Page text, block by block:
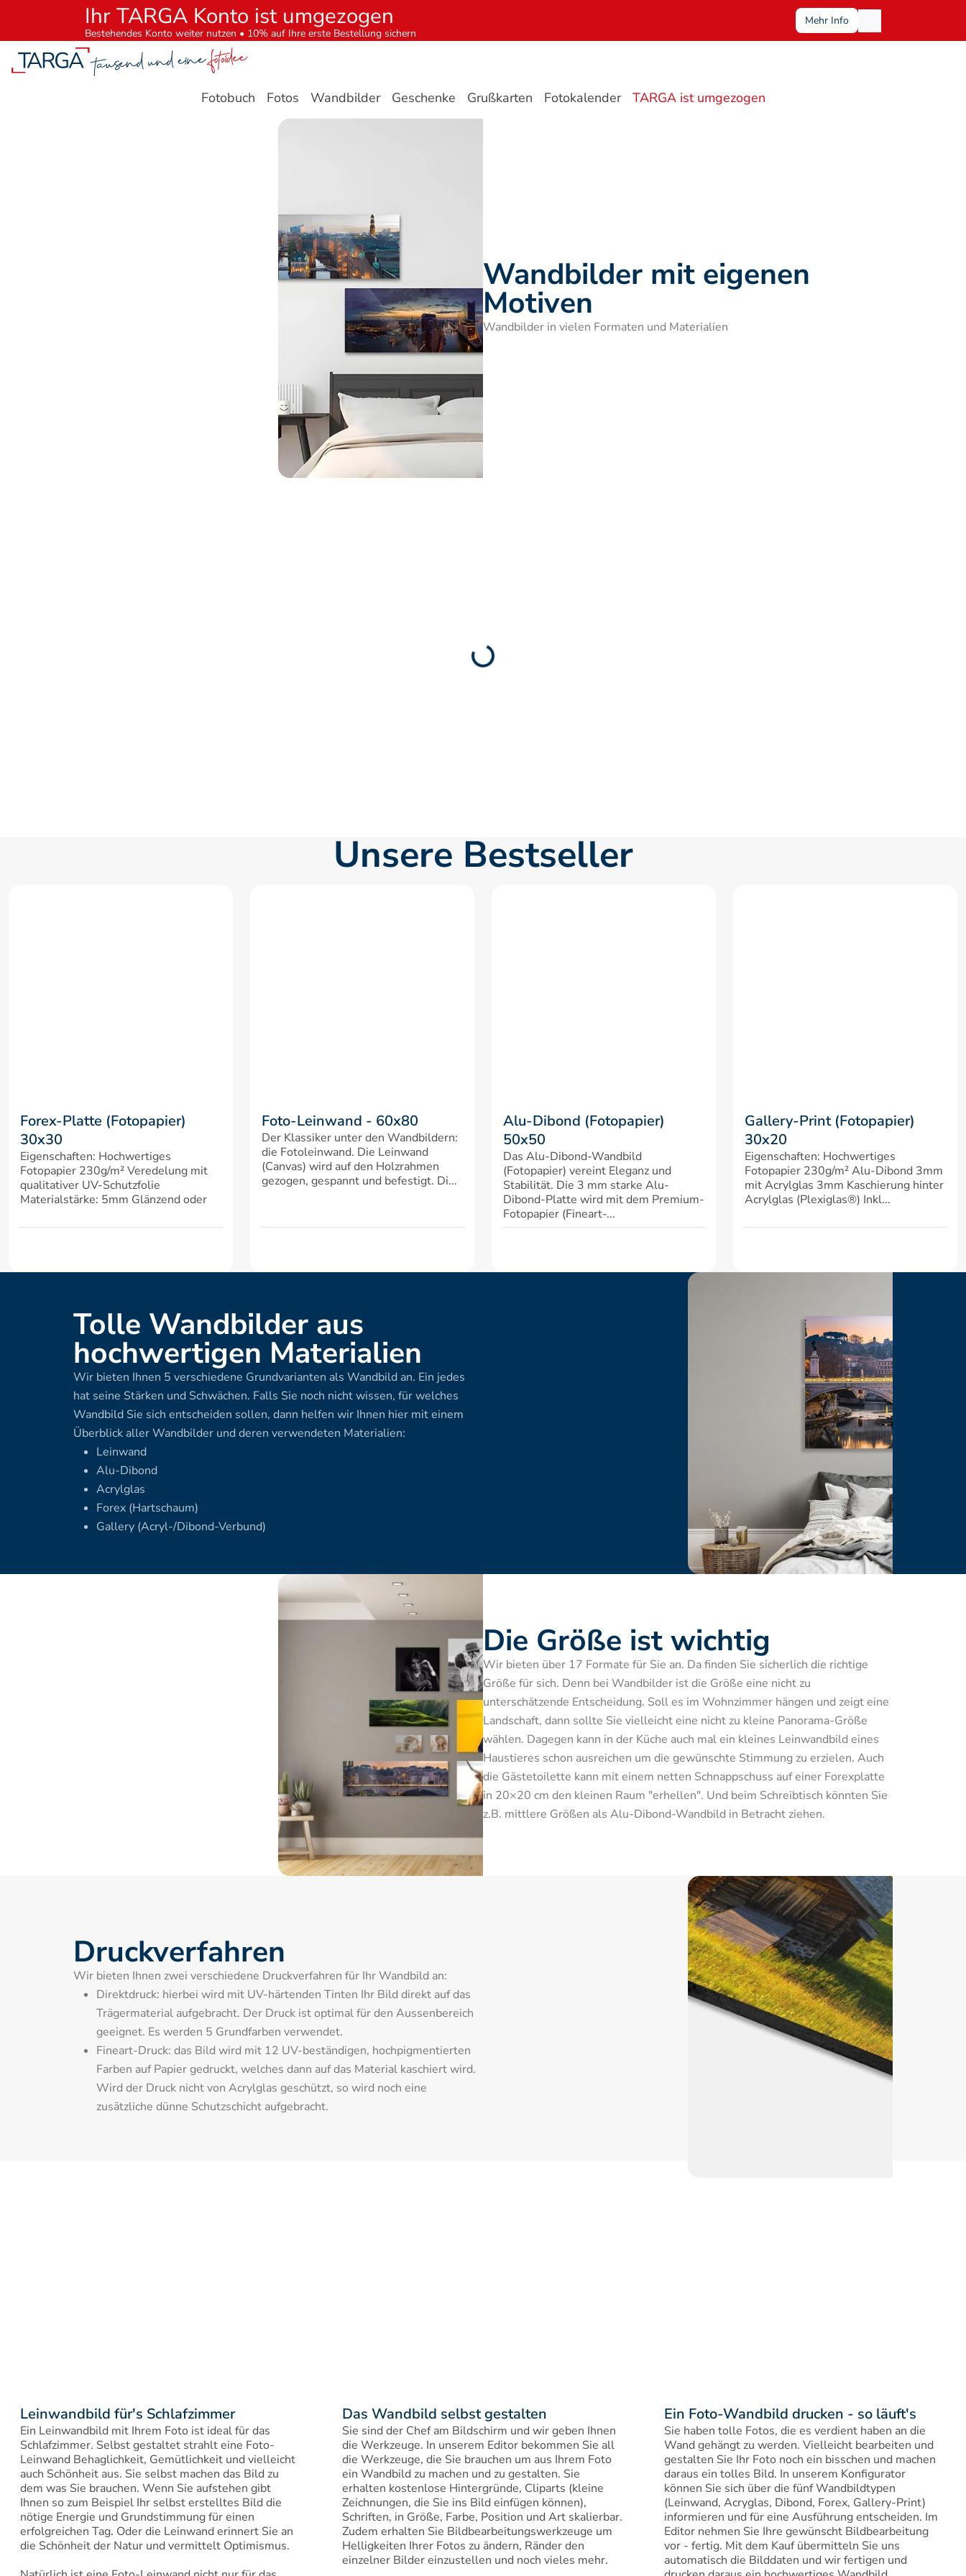
Ihr TARGA Konto ist umgezogen
Bestehendes Konto weiter nutzen • 10% auf Ihre erste Bestellung sichern
Mehr Info
Fotobuch Fotos Wandbilder Geschenke Grußkarten Fotokalender TARGA ist umgezogen
Wandbilder mit eigenen
Motiven
Wandbilder in vielen Formaten und Materialien
Unsere Bestseller
Forex-Platte (Fotopapier)
30x30
Eigenschaften: Hochwertiges
Fotopapier 230g/m² Veredelung mit
qualitativer UV-Schutzfolie
Materialstärke: 5mm Glänzend oder
Foto-Leinwand - 60x80
Der Klassiker unter den Wandbildern:
die Fotoleinwand. Die Leinwand
(Canvas) wird auf den Holzrahmen
gezogen, gespannt und befestigt. Di...
Alu-Dibond (Fotopapier)
50x50
Das Alu-Dibond-Wandbild
(Fotopapier) vereint Eleganz und
Stabilität. Die 3 mm starke Alu-
Dibond-Platte wird mit dem Premium-
Fotopapier (Fineart-...
Gallery-Print (Fotopapier)
30x20
Eigenschaften: Hochwertiges
Fotopapier 230g/m² Alu-Dibond 3mm
mit Acrylglas 3mm Kaschierung hinter
Acrylglas (Plexiglas®) Inkl...
Tolle Wandbilder aus
hochwertigen Materialien
Wir bieten Ihnen 5 verschiedene Grundvarianten als Wandbild an. Ein jedes
hat seine Stärken und Schwächen. Falls Sie noch nicht wissen, für welches
Wandbild Sie sich entscheiden sollen, dann helfen wir Ihnen hier mit einem
Überblick aller Wandbilder und deren verwendeten Materialien:
Leinwand
Alu-Dibond
Acrylglas
Forex (Hartschaum)
Gallery (Acryl-/Dibond-Verbund)
Die Größe ist wichtig
Wir bieten über 17 Formate für Sie an. Da finden Sie sicherlich die richtige
Größe für sich. Denn bei Wandbilder ist die Größe eine nicht zu
unterschätzende Entscheidung. Soll es im Wohnzimmer hängen und zeigt eine
Landschaft, dann sollte Sie vielleicht eine nicht zu kleine Panorama-Größe
wählen. Dagegen kann in der Küche auch mal ein kleines Leinwandbild eines
Haustieres schon ausreichen um die gewünschte Stimmung zu erzielen. Auch
die Gästetoilette kann mit einem netten Schnappschuss auf einer Forexplatte
in 20×20 cm den kleinen Raum "erhellen". Und beim Schreibtisch könnten Sie
z.B. mittlere Größen als Alu-Dibond-Wandbild in Betracht ziehen.
Druckverfahren
Wir bieten Ihnen zwei verschiedene Druckverfahren für Ihr Wandbild an:
Direktdruck: hierbei wird mit UV-härtenden Tinten Ihr Bild direkt auf das
Trägermaterial aufgebracht. Der Druck ist optimal für den Aussenbereich
geeignet. Es werden 5 Grundfarben verwendet.
Fineart-Druck: das Bild wird mit 12 UV-beständigen, hochpigmentierten
Farben auf Papier gedruckt, welches dann auf das Material kaschiert wird.
Wird der Druck nicht von Acrylglas geschützt, so wird noch eine
zusätzliche dünne Schutzschicht aufgebracht.
Leinwandbild für's Schlafzimmer
Ein Leinwandbild mit Ihrem Foto ist ideal für das
Schlafzimmer. Selbst gestaltet strahlt eine Foto-
Leinwand Behaglichkeit, Gemütlichkeit und vielleicht
auch Schönheit aus. Sie selbst machen das Bild zu
dem was Sie brauchen. Wenn Sie aufstehen gibt
Ihnen so zum Beispiel Ihr selbst erstelltes Bild die
nötige Energie und Grundstimmung für einen
erfolgreichen Tag. Oder die Leinwand erinnert Sie an
die Schönheit der Natur und vermittelt Optimismus.
Das Wandbild selbst gestalten
Sie sind der Chef am Bildschirm und wir geben Ihnen
die Werkzeuge. In unserem Editor bekommen Sie all
die Werkzeuge, die Sie brauchen um aus Ihrem Foto
ein Wandbild zu machen und zu gestalten. Sie
erhalten kostenlose Hintergründe, Cliparts (kleine
Zeichnungen, die Sie ins Bild einfügen können),
Schriften, in Größe, Farbe, Position und Art skalierbar.
Zudem erhalten Sie Bildbearbeitungswerkzeuge um
Helligkeiten Ihrer Fotos zu ändern, Ränder den
einzelner Bilder einzustellen und noch vieles mehr.
Ein Foto-Wandbild drucken - so läuft's
Sie haben tolle Fotos, die es verdient haben an die
Wand gehängt zu werden. Vielleicht bearbeiten und
gestalten Sie Ihr Foto noch ein bisschen und machen
daraus ein tolles Bild. In unserem Konfigurator
können Sie sich über die fünf Wandbildtypen
(Leinwand, Acryglas, Dibond, Forex, Gallery-Print)
informieren und für eine Ausführung entscheiden. Im
Editor nehmen Sie Ihre gewünscht Bildbearbeitung
vor - fertig. Mit dem Kauf übermitteln Sie uns
automatisch die Bilddaten und wir fertigen und